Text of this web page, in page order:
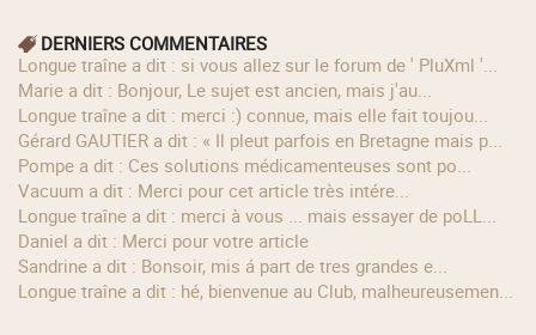
DERNIERS COMMENTAIRES
longue traîne a dit : si vous allez sur le forum de ' PluXml '...
Marie a dit : Bonjour, Le sujet est ancien, mais j'au...
longue traîne a dit : merci :) connue, mais elle fait toujou...
Gérard GAUTIER a dit : « Il pleut parfois en Bretagne mais p...
Pompe a dit : Ces solutions médicamenteuses sont po...
Vacuum a dit : Merci pour cet article très intére...
longue traîne a dit : merci à vous ... mais essayer de poLL...
Daniel a dit : Merci pour votre article
Sandrine a dit : Bonsoir, mis á part de tres grandes e...
longue traîne a dit : hé, bienvenue au Club, malheureusemen...